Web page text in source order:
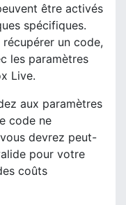
être activés
spécifiques.
récupérer un code,
les paramètres
Live.
aux paramètres
code ne
devrez peut-
pour votre
coûts